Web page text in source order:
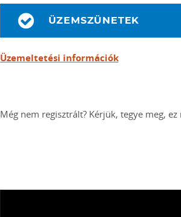
ÜZEMSZÜNETEK
Üzemeltetési információk
Még nem regisztrált? Kérjük, tegye meg,